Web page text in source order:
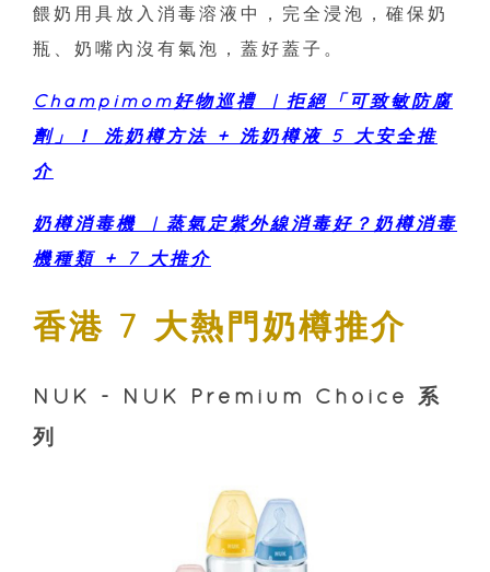
餵奶用具放入消毒溶液中，完全浸泡，確保奶
瓶、奶嘴內沒有氣泡，蓋好蓋子。
Champimom好物巡禮 ︳拒絕「可致敏防腐
劑」！ 洗奶樽方法 + 洗奶樽液 5 大安全推
介
奶樽消毒機 ︳蒸氣定紫外線消毒好？奶樽消毒
機種類 + 7 大推介
香港 7 大熱門奶樽推介
NUK - NUK Premium Choice 系
列